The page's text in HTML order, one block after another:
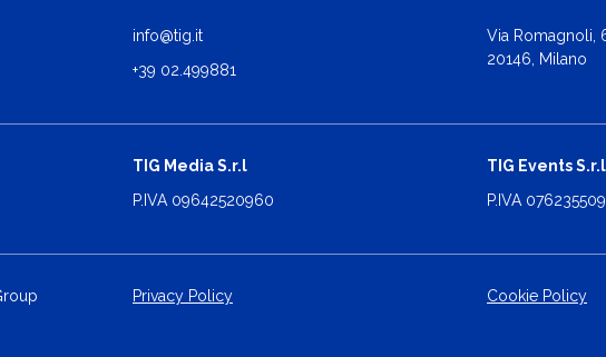
info@tig.it
+39 02.499881
Via Romagnoli,
20146, Milano
TIG Media S.r.l
P.IVA 09642520960
TIG Events S.r.l
P.IVA
Privacy Policy Cookie Policy